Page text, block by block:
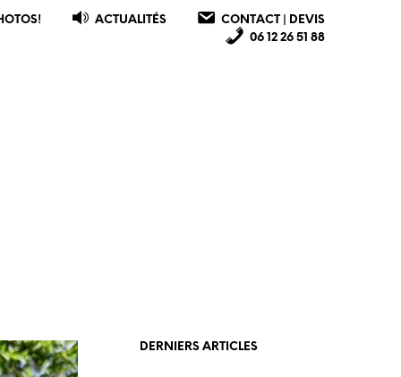
ACTUALITÉS
CONTACT | DEVIS
06 12 26 51 88
DERNIERS ARTICLES